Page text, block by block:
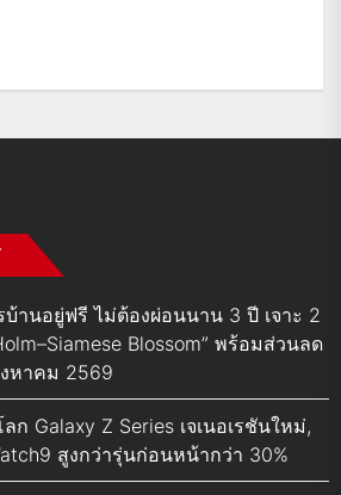
บ้านอยู่ฟรี ไม่ต้องผ่อนนาน 3 ปี เจาะ 2
Blossom” พร้อมส่วนลด
หาคม 2569
ก Galaxy Z Series เจเนอเรชันใหม่,
สูงกว่ารุ่นก่อนหน้ากว่า 30%